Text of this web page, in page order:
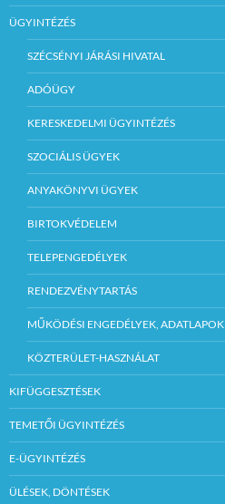
ÜGYINTÉZÉS
SZÉCSÉNYI JÁRÁSI HIVATAL
ADÓÜGY
KERESKEDELMI ÜGYINTÉZÉS
SZOCIÁLIS ÜGYEK
ANYAKÖNYVI ÜGYEK
BIRTOKVÉDELEM
TELEPENGEDÉLYEK
RENDEZVÉNYTARTÁS
MŰKÖDÉSI ENGEDÉLYEK, ADATLAPOK
KÖZTERÜLET-HASZNÁLAT
KIFÜGGESZTÉSEK
TEMETŐI ÜGYINTÉZÉS
E-ÜGYINTÉZÉS
ÜLÉSEK, DÖNTÉSEK